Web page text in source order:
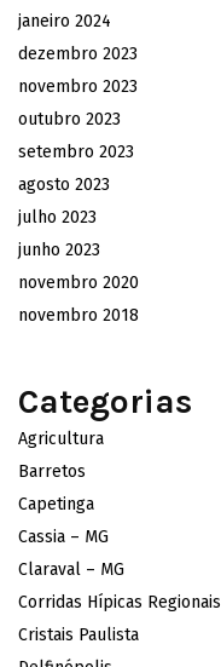
janeiro 2024
dezembro 2023
novembro 2023
outubro 2023
setembro 2023
agosto 2023
julho 2023
junho 2023
novembro 2020
novembro 2018
Categorias
Agricultura
Barretos
Capetinga
Cassia – MG
Claraval – MG
Corridas Hípicas Regionais
Cristais Paulista